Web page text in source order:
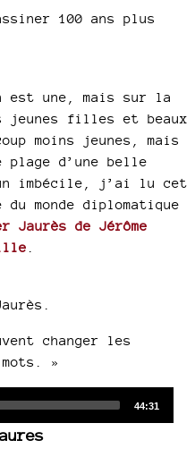
100 ans plus
une, mais sur la
jeunes filles et beaux
moins jeunes, mais
plage d’une belle
imbécile, j’ai lu cet
monde diplomatique
Jaurès de Jérôme
changer les
»
Total
44:31